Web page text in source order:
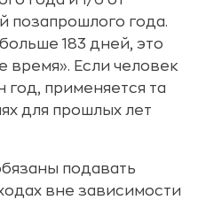
позапрошлого года.
183 дней, это
время». Если человек
применяется та
для прошлых лет
подавать
вне зависимости